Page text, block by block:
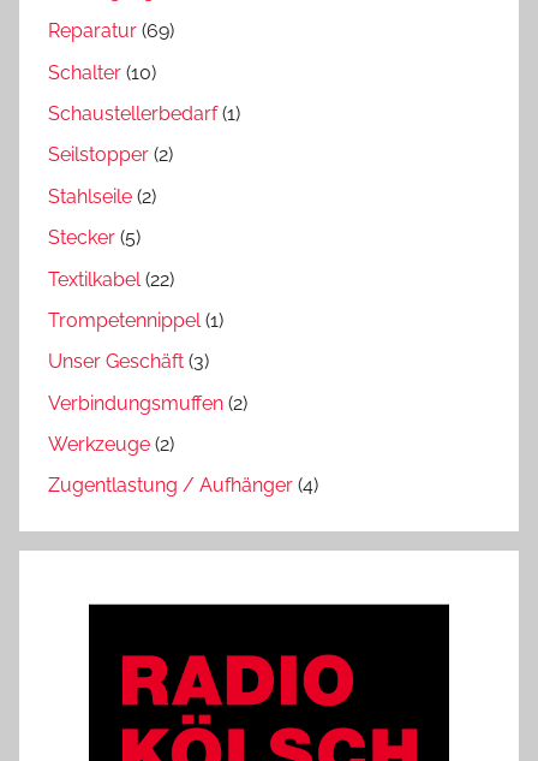
Reparatur (69)
Schalter (10)
Schaustellerbedarf(1)
Seilstopper (2)
Stahlseile (2)
Stecker (5)
Textilkabel (22)
Trompetennippel(1)
Unser Geschäft (3)
Verbindungsmuffen (2)
Werkzeuge (2)
Zugentlastung / Aufhänger (4)